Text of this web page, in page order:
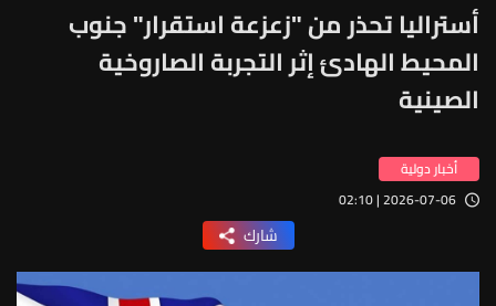
أستراليا تحذر من "زعزعة استقرار" جنوب
المحيط الهادئ إثر التجربة الصاروخية
الصينية
أخبار دولية
2026-07-06 | 02:10
شارك